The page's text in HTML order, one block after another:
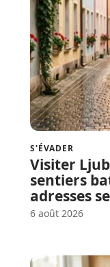
S'ÉVADER
Visiter
sentiers
adresses
6 août 2026